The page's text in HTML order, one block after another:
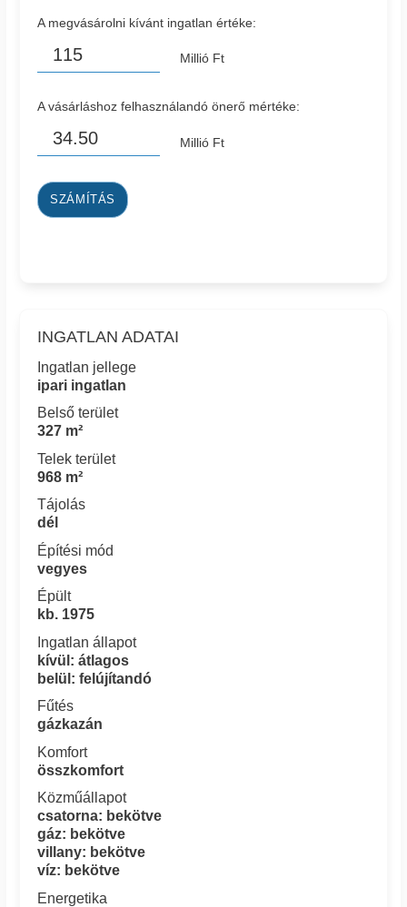
A megvásárolni kívánt ingatlan értéke:
Millió Ft
A vásárláshoz felhasználandó önerő mértéke:
Millió Ft
SZÁMÍTÁS
INGATLAN ADATAI
Ingatlan jellege
ipari ingatlan
Belső terület
327 m²
Telek terület
968 m²
Tájolás
dél
Építési mód
vegyes
Épült
kb. 1975
Ingatlan állapot
kívül: átlagos
belül: felújítandó
Fűtés
gázkazán
Komfort
összkomfort
Közműállapot
csatorna: bekötve
gáz: bekötve
villany: bekötve
víz: bekötve
Energetika